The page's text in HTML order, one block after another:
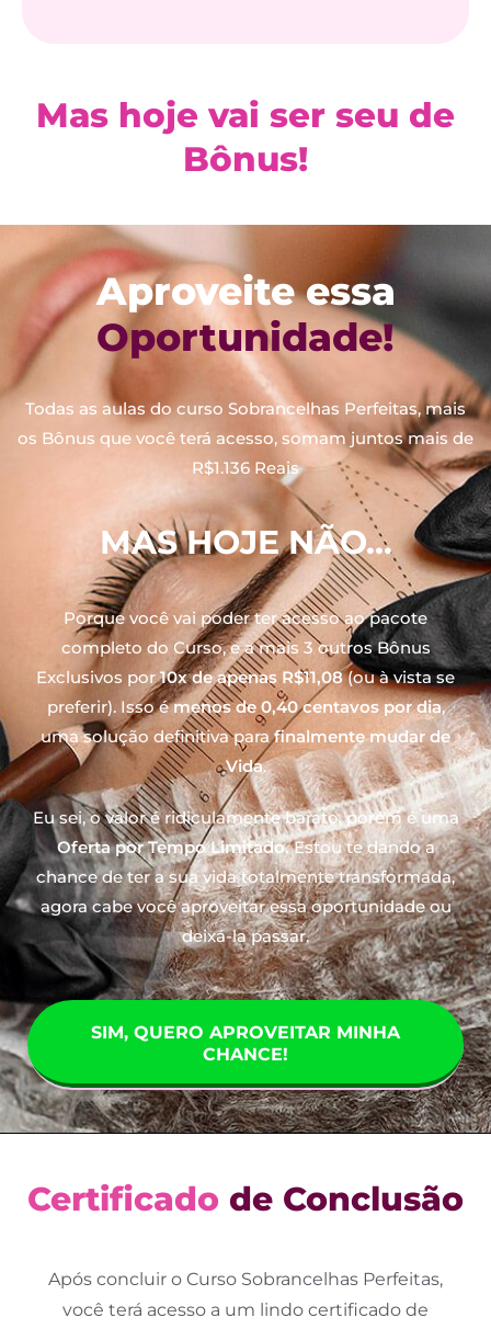
Mas hoje vai ser seu de
Bônus!
Aproveite essa
Oportunidade!
Todas as aulas do curso Sobrancelhas Perfeitas, mais
os Bônus que você terá acesso, somam juntos mais de
R$1.136 Reais
MAS HOJE NÃO…
Porque você vai poder ter acesso ao pacote
completo do Curso, e a mais 3 outros Bônus
Exclusivos por10x de apenas R$11,08(ou à vista se
preferir). Isso émenos de 0,40 centavos por dia,
uma solução definitiva parafinalmente mudar de
Vida.
Eu sei, o valor é ridiculamente barato, porém é uma
Oferta por Tempo Limitado.Estou te dando a
chance de ter a sua vida totalmente transformada,
agora cabe você aproveitar essa oportunidade ou
deixá-la passar.
SIM, QUERO APROVEITAR MINHA
CHANCE!
Certificado de Conclusão
Após concluir o Curso Sobrancelhas Perfeitas,
você terá acesso a um lindo certificado de